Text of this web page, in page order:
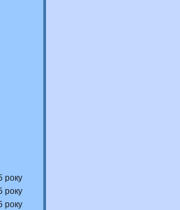
року
року
року